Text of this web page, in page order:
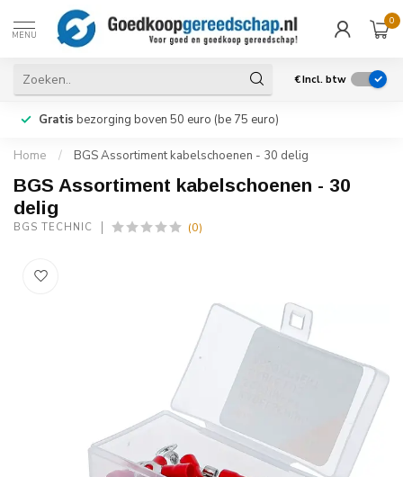
MENU
0
€Incl. btw
Gratis bezorging boven 50 euro (be 75 euro)
Home / BGS Assortiment kabelschoenen - 30 delig
BGS Assortiment kabelschoenen - 30
delig
BGS TECHNIC (0)